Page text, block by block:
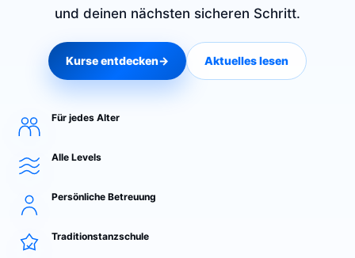
und deinen nächsten sicheren Schritt.
Kurse entdecken→ Aktuelles lesen
Für jedes Alter
Alle Levels
Persönliche Betreuung
Traditionstanzschule